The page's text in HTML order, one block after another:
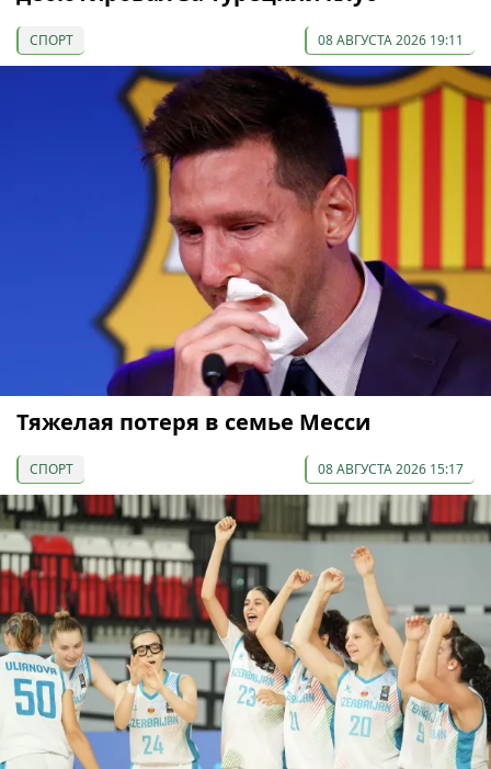
СПОРТ 08 АВГУСТА 2026 19:11
Тяжелая потеря в семье Месси
СПОРТ 08 АВГУСТА 2026 15:17